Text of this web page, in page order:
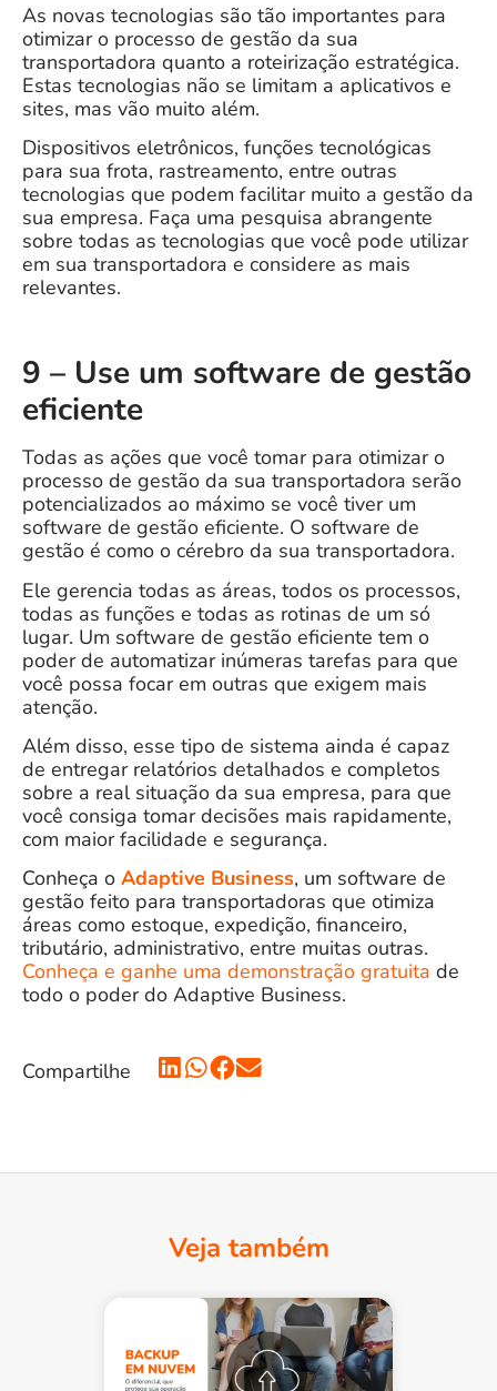
As novas tecnologias são tão importantes para
otimizar o processo de gestão da sua
transportadora quanto a roteirização estratégica.
Estas tecnologias não se limitam a aplicativos e
sites, mas vão muito além.
Dispositivos eletrônicos, funções tecnológicas
para sua frota, rastreamento, entre outras
tecnologias que podem facilitar muito a gestão da
sua empresa. Faça uma pesquisa abrangente
sobre todas as tecnologias que você pode utilizar
em sua transportadora e considere as mais
relevantes.
9 – Use um software de gestão
eficiente
Todas as ações que você tomar para otimizar o
processo de gestão da sua transportadora serão
potencializados ao máximo se você tiver um
software de gestão eficiente. O software de
gestão é como o cérebro da sua transportadora.
Ele gerencia todas as áreas, todos os processos,
todas as funções e todas as rotinas de um só
lugar. Um software de gestão eficiente tem o
poder de automatizar inúmeras tarefas para que
você possa focar em outras que exigem mais
atenção.
Além disso, esse tipo de sistema ainda é capaz
de entregar relatórios detalhados e completos
sobre a real situação da sua empresa, para que
você consiga tomar decisões mais rapidamente,
com maior facilidade e segurança.
Conheça o Adaptive Business, um software de
gestão feito para transportadoras que otimiza
áreas como estoque, expedição, financeiro,
tributário, administrativo, entre muitas outras.
Conheça e ganhe uma demonstração gratuita de
todo o poder do Adaptive Business.
Compartilhe
Veja também